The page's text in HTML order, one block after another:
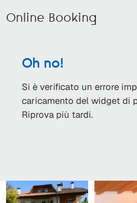
Online Booking
Oh no!
Si è verificato un errore
caricamento del widget di
Riprova più tardi.